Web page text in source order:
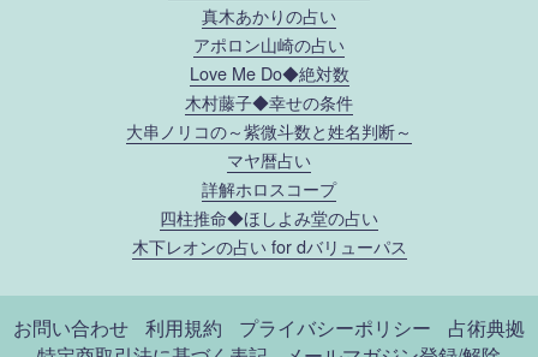
真木あかりの占い
アポロン山崎の占い
Love Me Do◆絶対数
木村藤子◆幸せの条件
大串ノリコの～紫微斗数と姓名判断～
マヤ暦占い
詳解ホロスコープ
四柱推命◆ほしよみ堂の占い
木下レオンの占い for dバリューパス
お問い合わせ 利用規約 プライバシーポリシー
占術典拠